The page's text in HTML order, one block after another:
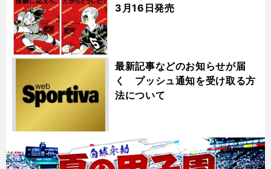
3月16日発売
最新記事などのお知らせが届
く プッシュ通知を受け取る方
法について